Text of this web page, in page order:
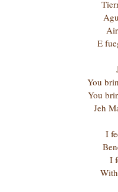
E
You
You
Jeh
I
I